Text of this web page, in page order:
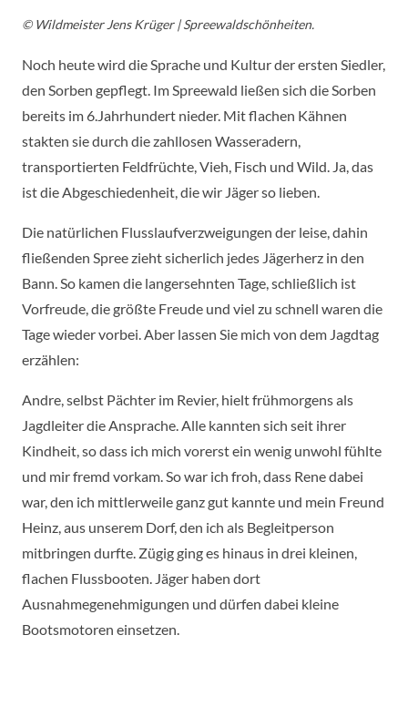
© Wildmeister Jens Krüger |Spreewaldschönheiten.
Noch heute wird die Sprache und Kultur der ersten Siedler,
den Sorben gepflegt. Im Spreewald ließen sich die Sorben
bereits im 6.Jahrhundert nieder. Mit flachen Kähnen
stakten sie durch die zahllosen Wasseradern,
transportierten Feldfrüchte, Vieh, Fisch und Wild. Ja, das
ist die Abgeschiedenheit, die wir Jäger so lieben.
Die natürlichen Flusslaufverzweigungen der leise, dahin
fließenden Spree zieht sicherlich jedes Jägerherz in den
Bann. So kamen die langersehnten Tage, schließlich ist
Vorfreude, die größte Freude und viel zu schnell waren die
Tage wieder vorbei. Aber lassen Sie mich von dem Jagdtag
erzählen:
Andre, selbst Pächter im Revier, hielt frühmorgens als
Jagdleiter die Ansprache. Alle kannten sich seit ihrer
Kindheit, so dass ich mich vorerst ein wenig unwohl fühlte
und mir fremd vorkam. So war ich froh, dass Rene dabei
war, den ich mittlerweile ganz gut kannte und mein Freund
Heinz, aus unserem Dorf, den ich als Begleitperson
mitbringen durfte. Zügig ging es hinaus in drei kleinen,
flachen Flussbooten. Jäger haben dort
Ausnahmegenehmigungen und dürfen dabei kleine
Bootsmotoren einsetzen.